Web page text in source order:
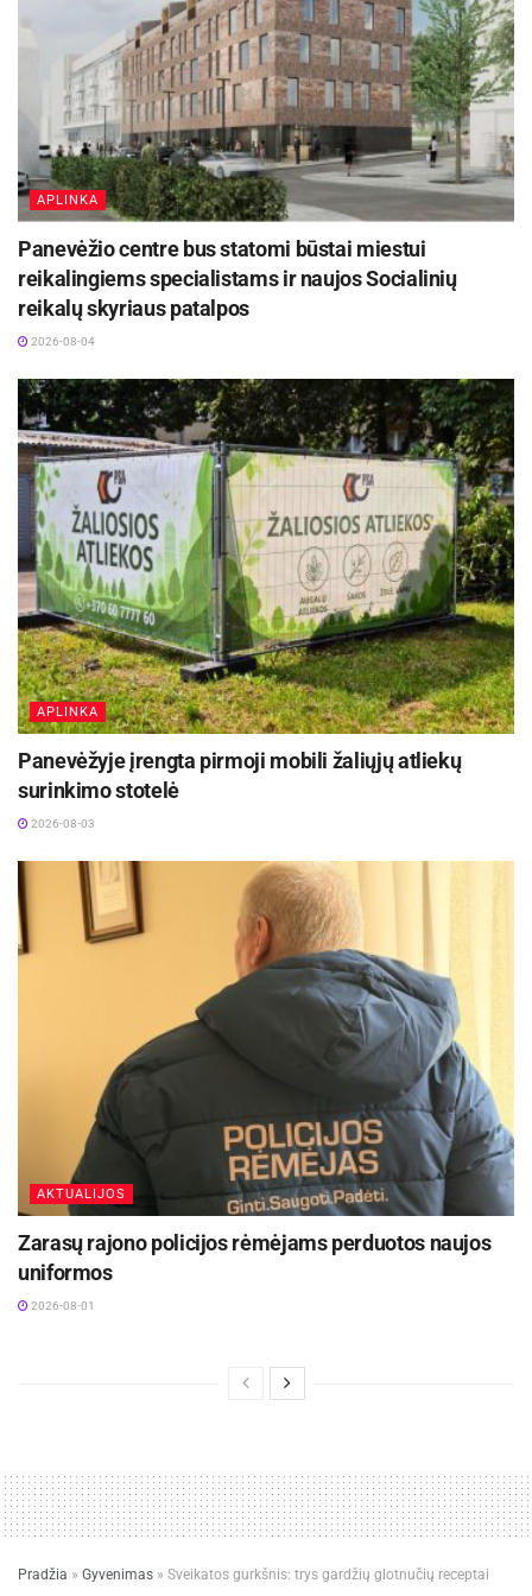
APLINKA
Panevėžio centre bus statomi būstai miestui
reikalingiems specialistams ir naujos Socialinių
reikalų skyriaus patalpos
2026-08-04
APLINKA
Panevėžyje įrengta pirmoji mobili žaliųjų atliekų
surinkimo stotelė
2026-08-03
AKTUALIJOS
Zarasų rajono policijos rėmėjams perduotos naujos
uniformos
2026-08-01
Pradžia » Gyvenimas » Sveikatos gurkšnis: trys gardžių glotnučių receptai